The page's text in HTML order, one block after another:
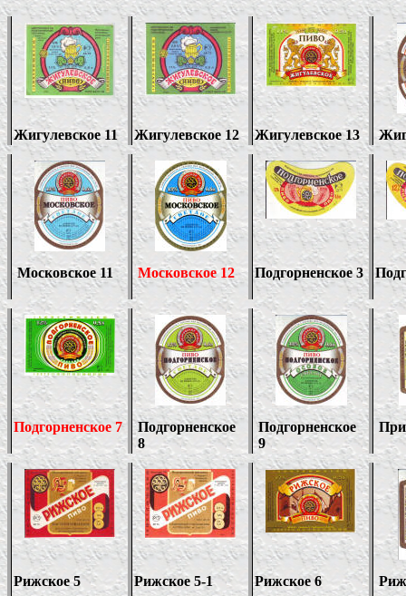
Жигулевское 11 Жигулевское 12 Жигулевское 13
Московское 11 Московское 12 Подгорненское 3
Подгорненское 7
Подгорненское
8
Подгорненское
9
Рижское 5 Рижское 5-1 Рижское 6